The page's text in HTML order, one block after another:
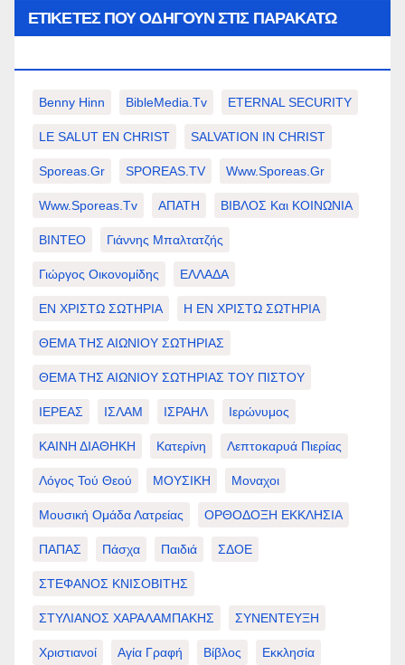
ΕΤΙΚΈΤΕΣ ΠΟΥ ΟΔΗΓΟΎΝ ΣΤΙΣ ΠΑΡΑΚΆΤΩ
Benny Hinn BibleMedia.tv ETERNAL SECURITY
LE SALUT EN CHRIST SALVATION IN CHRIST
Sporeas.gr SPOREAS.TV Www.sporeas.gr
Www.sporeas.tv ΑΠΑΤΗ ΒΙΒΛΟΣ Και ΚΟΙΝΩΝΙΑ
ΒΙΝΤΕΟ Γιάννης Μπαλτατζής
Γιώργος Οικονομίδης ΕΛΛΑΔΑ
ΕΝ ΧΡΙΣΤΩ ΣΩΤΗΡΙΑ Η ΕΝ ΧΡΙΣΤΩ ΣΩΤΗΡΙΑ
ΘΕΜΑ ΤΗΣ ΑΙΩΝΙΟΥ ΣΩΤΗΡΙΑΣ
ΘΕΜΑ ΤΗΣ ΑΙΩΝΙΟΥ ΣΩΤΗΡΙΑΣ ΤΟΥ ΠΙΣΤΟΥ
ΙΕΡΕΑΣ ΙΣΛΑΜ ΙΣΡΑΗΛ Ιερώνυμος
ΚΑΙΝΗ ΔΙΑΘΗΚΗ Κατερίνη Λεπτοκαρυά Πιερίας
Λόγος Τού Θεού ΜΟΥΣΙΚΗ Μοναχοι
Μουσική Ομάδα Λατρείας ΟΡΘΟΔΟΞΗ ΕΚΚΛΗΣΙΑ
ΠΑΠΑΣ Πάσχα Παιδιά ΣΔΟΕ
ΣΤΕΦΑΝΟΣ ΚΝΙΣΟΒΙΤΗΣ
ΣΤΥΛΙΑΝΟΣ ΧΑΡΑΛΑΜΠΑΚΗΣ ΣΥΝΕΝΤΕΥΞΗ
Χριστιανοί Αγία Γραφή Βίβλος Εκκλησία